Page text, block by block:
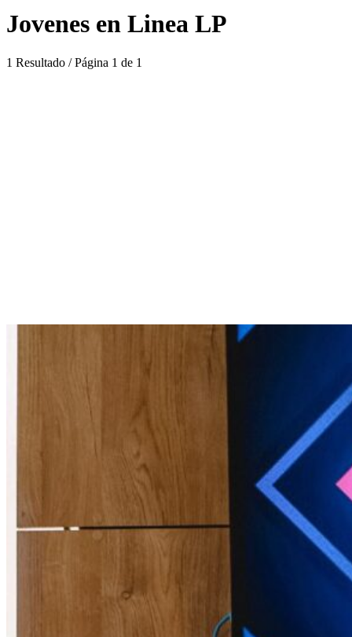
Jovenes en Linea LP
1 Resultado / Página 1 de 1